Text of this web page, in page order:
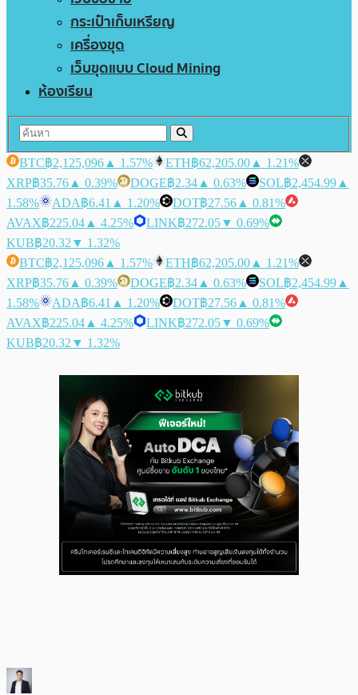
กระเป๋าเก็บเหรียญ
เครื่องขุด
เว็บขุดแบบ Cloud Mining
ห้องเรียน
BTC฿2,125,096 ▲ 1.57% ETH฿62,205.00 ▲ 1.21%
XRP฿35.76 ▲ 0.39% DOGE฿2.34 ▲ 0.63% SOL฿2,454.99 ▲
1.58%
ADA฿6.41 ▲ 1.20% DOT฿27.56 ▲ 0.81%
AVAX฿225.04 ▲ 4.25% LINK฿272.05▼ 0.69%
KUB฿20.32 ▼ 1.32%
BTC฿2,125,096 ▲ 1.57% ETH฿62,205.00 ▲ 1.21%
XRP฿35.76 ▲ 0.39% DOGE฿2.34 ▲ 0.63% SOL฿2,454.99 ▲
1.58%
ADA฿6.41 ▲ 1.20% DOT฿27.56 ▲ 0.81%
AVAX฿225.04 ▲ 4.25% LINK฿272.05▼ 0.69%
KUB฿20.32 ▼ 1.32%